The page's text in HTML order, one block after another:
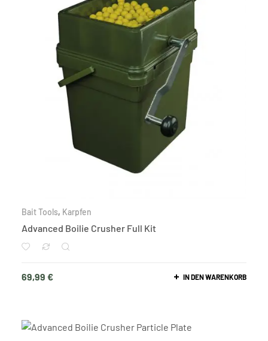
Bait Tools, Karpfen
Advanced Boilie Crusher Full Kit
69,99 € IN DEN WARENKORB